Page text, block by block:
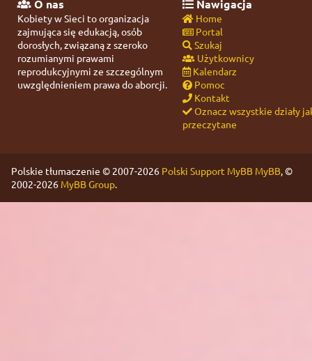
O nas
Kobiety w Sieci to organizacja
zajmująca się edukacją, osób
dorosłych, związaną z szeroko
rozumianymi prawami
reprodukcyjnymi ze szczególnym
uwzględnieniem prawa do aborcji.
Nawigacja
Home
Portal
Szukaj
Użytkownicy
Kalendarz
Pomoc
Kontakt
Oznacz wszystkie działy
przeczytane
Polskie tłumaczenie © 2007-2026 Polski Support MyBB MyBB, ©
2002-2026 MyBB Group.